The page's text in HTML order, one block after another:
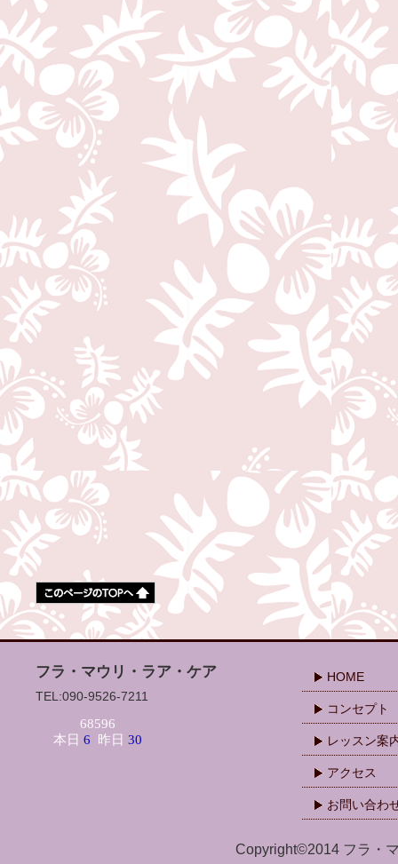
フラ・マウリ・ラア・ケア
TEL:090-9526-7211
HOME
コンセプト
レッスン案
アクセス
お問い合わ
Copyright©2014 フラ・